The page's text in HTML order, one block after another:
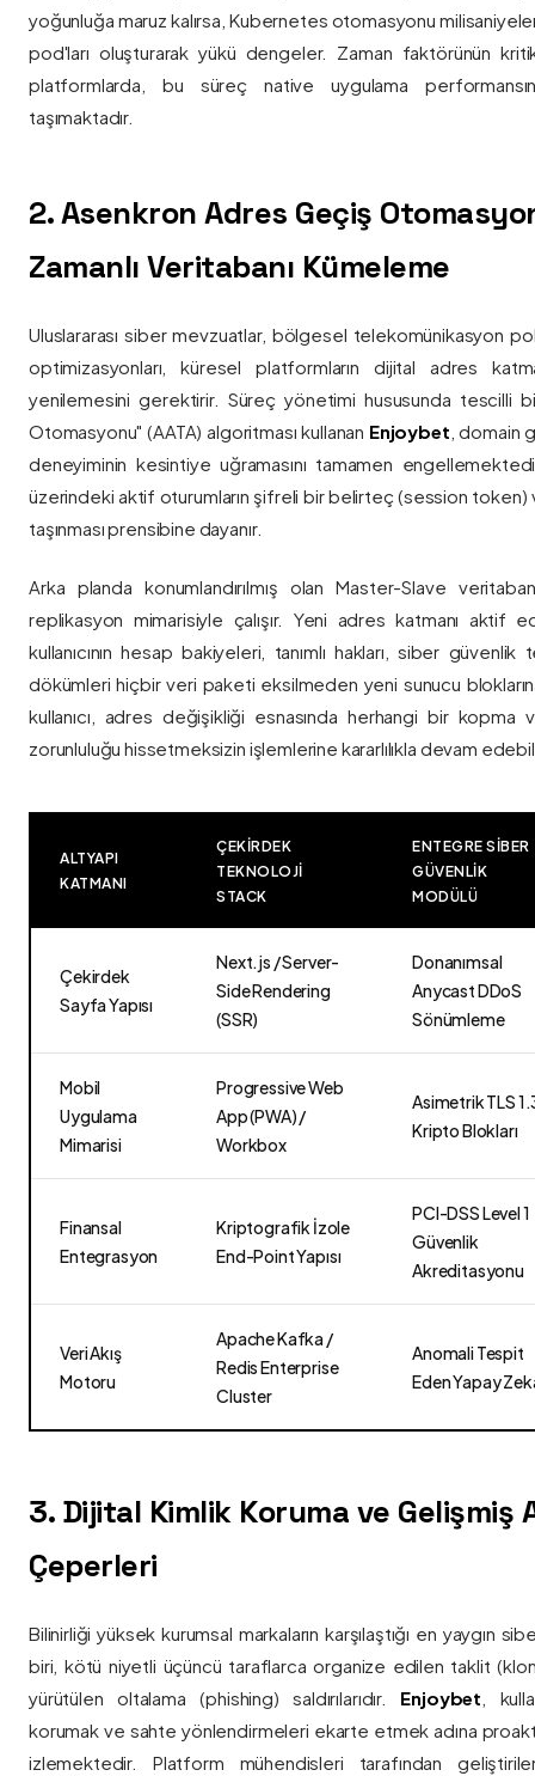
yoğunluğa maruz kalırsa, Kubernetes otomasyonu
pod'ları oluşturarak yükü dengeler. Zaman faktörünün
platformlarda, bu süreç native uygulama
taşımaktadır.
2. Asenkron Adres Geçiş
Zamanlı Veritabanı Kümeleme
Uluslararası siber mevzuatlar, bölgesel telekomünikasyon
optimizasyonları, küresel platformların dijital adres
yenilemesini gerektirir. Süreç yönetimi hususunda tescilli
Otomasyonu" (AATA) algoritması kullanan Enjoybet , domain
deneyiminin kesintiye uğramasını tamamen
üzerindeki aktif oturumların şifreli bir belirteç (session token)
taşınması prensibine dayanır.
Arka planda konumlandırılmış olan Master-Slave
replikasyon mimarisiyle çalışır. Yeni adres katmanı aktif
kullanıcının hesap bakiyeleri, tanımlı hakları, siber
dökümleri hiçbir veri paketi eksilmeden yeni sunucu
kullanıcı, adres değişikliği esnasında herhangi bir
zorunluluğu hissetmeksizin işlemlerine kararlılıkla devam
ALTYAPI
KATMANI
ÇEKIRDEK
TEKNOLOJI
STACK
ENTEGRE SIBER
GÜVENLIK
MODÜLÜ
Çekirdek
Sayfa Yapısı
Next.js / Server-
Side Rendering
(SSR)
Donanımsal
Anycast DDoS
Sönümleme
Mobil
Uygulama
Mimarisi
Progressive Web
App (PWA) /
Workbox
Asimetrik TLS
Kripto Blokları
Finansal
Entegrasyon
Kriptografik İzole
End-Point Yapısı
PCI-DSS Level 1
Güvenlik
Akreditasyonu
Veri Akış
Motoru
Apache Kafka /
Redis Enterprise
Cluster
Anomali Tespit
Eden Yapay
3. Dijital Kimlik Koruma ve Gelişmiş
Çeperleri
Bilinirliği yüksek kurumsal markaların karşılaştığı en yaygın
biri, kötü niyetli üçüncü taraflarca organize edilen taklit
yürütülen oltalama (phishing) saldırılarıdır. Enjoybet ,
korumak ve sahte yönlendirmeleri ekarte etmek adına
izlemektedir. Platform mühendisleri tarafından